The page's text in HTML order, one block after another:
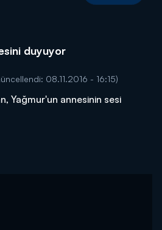
duyuyor
08.11.2016 - 16:15)
Yağmur'un annesinin sesi